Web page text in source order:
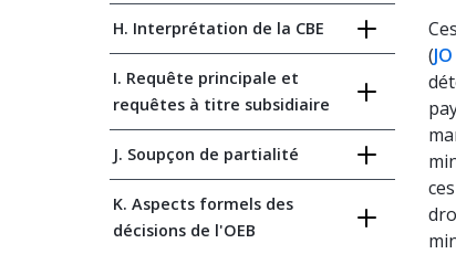
H. Interprétation de la CBE
I. Requête principale et
requêtes à titre subsidiaire
J. Soupçon de partialité
K. Aspects formels des
décisions de l'OEB
(